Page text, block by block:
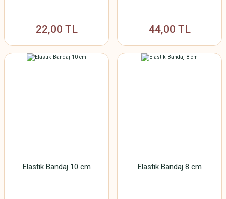
22,00 TL 44,00 TL
Elastik Bandaj 10 cm Elastik Bandaj 8 cm